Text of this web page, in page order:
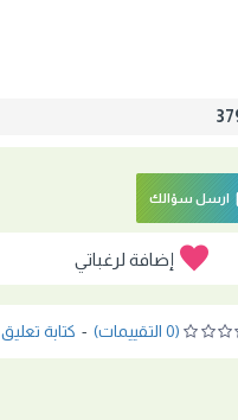
(0 التقييمات) - كتابة تعليق
ارسل سؤالك
إضافة لرغباتي